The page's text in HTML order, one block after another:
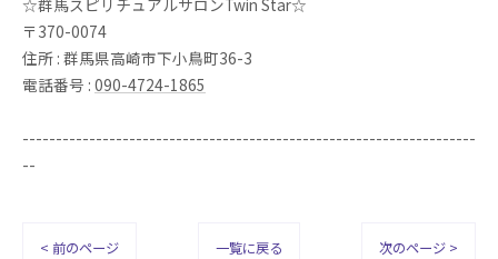
〒370-0074
住所 : 群馬県高崎市下小鳥町36-3
電話番号 : 090-4724-1865
--------------------------------------------------------------------
--
< 前のページ 一覧に戻る 次のページ >